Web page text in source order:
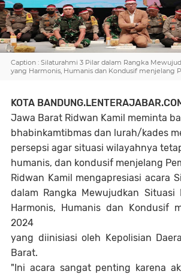
Caption : Silaturahmi 3 Pilar dalam Rangka
yang Harmonis, Humanis dan Kondusif menjelang
KOTA
Jawa Barat Ridwan Kamil meminta
bhabinkamtibmas dan lurah/kades
persepsi agar situasi wilayahnya
humanis, dan kondusif menjelang
Ridwan Kamil mengapresiasi acara
dalam Rangka Mewujudkan Situasi
Harmonis, Humanis dan Kondusif
2024
yang diinisiasi oleh Kepolisian
Barat.
"Ini acara sangat penting karena